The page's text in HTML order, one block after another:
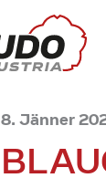
8. Jänner